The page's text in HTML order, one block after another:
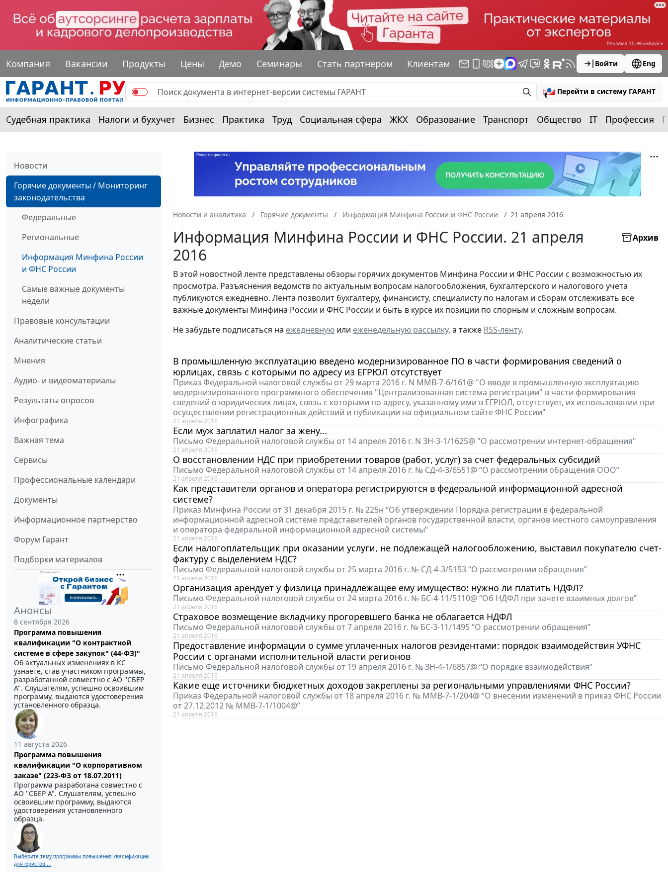
Компания Вакансии Продукты Цены Демо Семинары Стать партнером Клиентам Войти Eng
Перейти в систему ГАРАНТ
Судебная практика Налоги и бухучет Бизнес Практика Труд Социальная сфера ЖКХ Образование Транспорт Общество IT Профессия
Новости
Горячие документы / Мониторинг
законодательства
Федеральные
Региональные
Информация Минфина России
и ФНС России
Самые важные документы
недели
Правовые консультации
Аналитические статьи
Мнения
Аудио- и видеоматериалы
Результаты опросов
Инфографика
Важная тема
Сервисы
Профессиональные календари
Документы
Информационное партнерство
Форум Гарант
Подборки материалов
Анонсы
8 сентября 2026
Программа повышения
квалификации "О контрактной
системе в сфере закупок" (44-ФЗ)"
Об актуальных изменениях в КС
узнаете, став участником программы,
разработанной совместно с АО ''СБЕР
А". Слушателям, успешно освоившим
программу, выдаются удостоверения
установленного образца.
11 августа 2026
Программа повышения
квалификации "О корпоративном
заказе" (223-ФЗ от 18.07.2011)
Программа разработана совместно с
АО ''СБЕР А". Слушателям, успешно
освоившим программу, выдаются
удостоверения установленного
образца.
Выберите тему программы повышения квалификации
для юристов ...
Новости и аналитика Горячие документы Информация Минфина России и ФНС России 21 апреля 2016
Информация Минфина России и ФНС России. 21 апреля
2016
Архив
В этой новостной ленте представлены обзоры горячих документов Минфина России и ФНС России с возможностью их
просмотра. Разъяснения ведомств по актуальным вопросам налогообложения, бухгалтерского и налогового учета
публикуются ежедневно. Лента позволит бухгалтеру, финансисту, специалисту по налогам и сборам отслеживать все
важные документы Минфина России и ФНС России и быть в курсе их позиции по спорным и сложным вопросам.
Не забудьте подписаться на ежедневную или еженедельную рассылку, а также RSS-ленту.
В промышленную эксплуатацию введено модернизированное ПО в части формирования сведений о
юрлицах, связь с которыми по адресу из ЕГРЮЛ отсутствует
Приказ Федеральной налоговой службы от 29 марта 2016 г. N ММВ-7-6/161@ "О вводе в промышленную эксплуатацию
модернизированного программного обеспечения "Централизованная система регистрации" в части формирования
сведений о юридических лицах, связь с которыми по адресу, указанному ими в ЕГРЮЛ, отсутствует, их использовании при
осуществлении регистрационных действий и публикации на официальном сайте ФНС России"
21 апреля 2016
Если муж заплатил налог за жену...
Письмо Федеральной налоговой службы от 14 апреля 2016 г. N ЗН-3-1/1625@ "О рассмотрении интернет-обращения"
21 апреля 2016
О восстановлении НДС при приобретении товаров (работ, услуг) за счет федеральных субсидий
Письмо Федеральной налоговой службы от 14 апреля 2016 г. № СД-4-3/6551@ “О рассмотрении обращения ООО”
21 апреля 2016
Как представители органов и оператора регистрируются в федеральной информационной адресной
системе?
Приказ Минфина России от 31 декабря 2015 г. № 225н “Об утверждении Порядка регистрации в федеральной
информационной адресной системе представителей органов государственной власти, органов местного самоуправления
и оператора федеральной информационной адресной системы”
21 апреля 2016
Если налогоплательщик при оказании услуги, не подлежащей налогообложению, выставил покупателю счет-
фактуру с выделением НДС?
Письмо Федеральной налоговой службы от 25 марта 2016 г. № СД-4-3/5153 “О рассмотрении обращения”
21 апреля 2016
Организация арендует у физлица принадлежащее ему имущество: нужно ли платить НДФЛ?
Письмо Федеральной налоговой службы от 24 марта 2016 г. № БС-4-11/5110@ “Об НДФЛ при зачете взаимных долгов”
21 апреля 2016
Страховое возмещение вкладчику прогоревшего банка не облагается НДФЛ
Письмо Федеральной налоговой службы от 7 апреля 2016 г. № БС-3-11/1495 “О рассмотрении обращения”
21 апреля 2016
Предоставление информации о сумме уплаченных налогов резидентами: порядок взаимодействия УФНС
России с органами исполнительной власти регионов
Письмо Федеральной налоговой службы от 19 апреля 2016 г. № ЗН-4-1/6857@ “О порядке взаимодействия”
21 апреля 2016
Какие еще источники бюджетных доходов закреплены за региональными управлениями ФНС России?
Приказ Федеральной налоговой службы от 18 апреля 2016 г. № ММВ-7-1/204@ “О внесении изменений в приказ ФНС России
от 27.12.2012 № ММВ-7-1/1004@”
21 апреля 2016